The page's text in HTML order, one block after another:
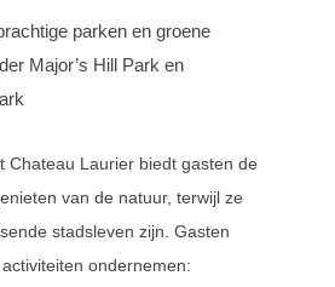
parken en groene
Major’s Hill Park en
Chateau Laurier biedt gasten de
van de natuur, terwijl ze
stadsleven zijn. Gasten
ondernemen: